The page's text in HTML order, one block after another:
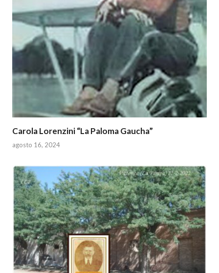
p k
Carola Lorenzini “La Paloma Gaucha”
agosto 16, 2024